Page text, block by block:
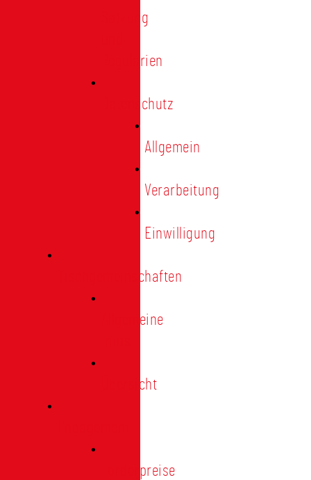
Satzung
Regularien
Datenschutz
Allgemein
Verarbeitung
Einwilligung
Tischgemeinschaften
Allgemeine
Übersicht
Förderpreise